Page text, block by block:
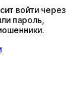
войти через
пароль,